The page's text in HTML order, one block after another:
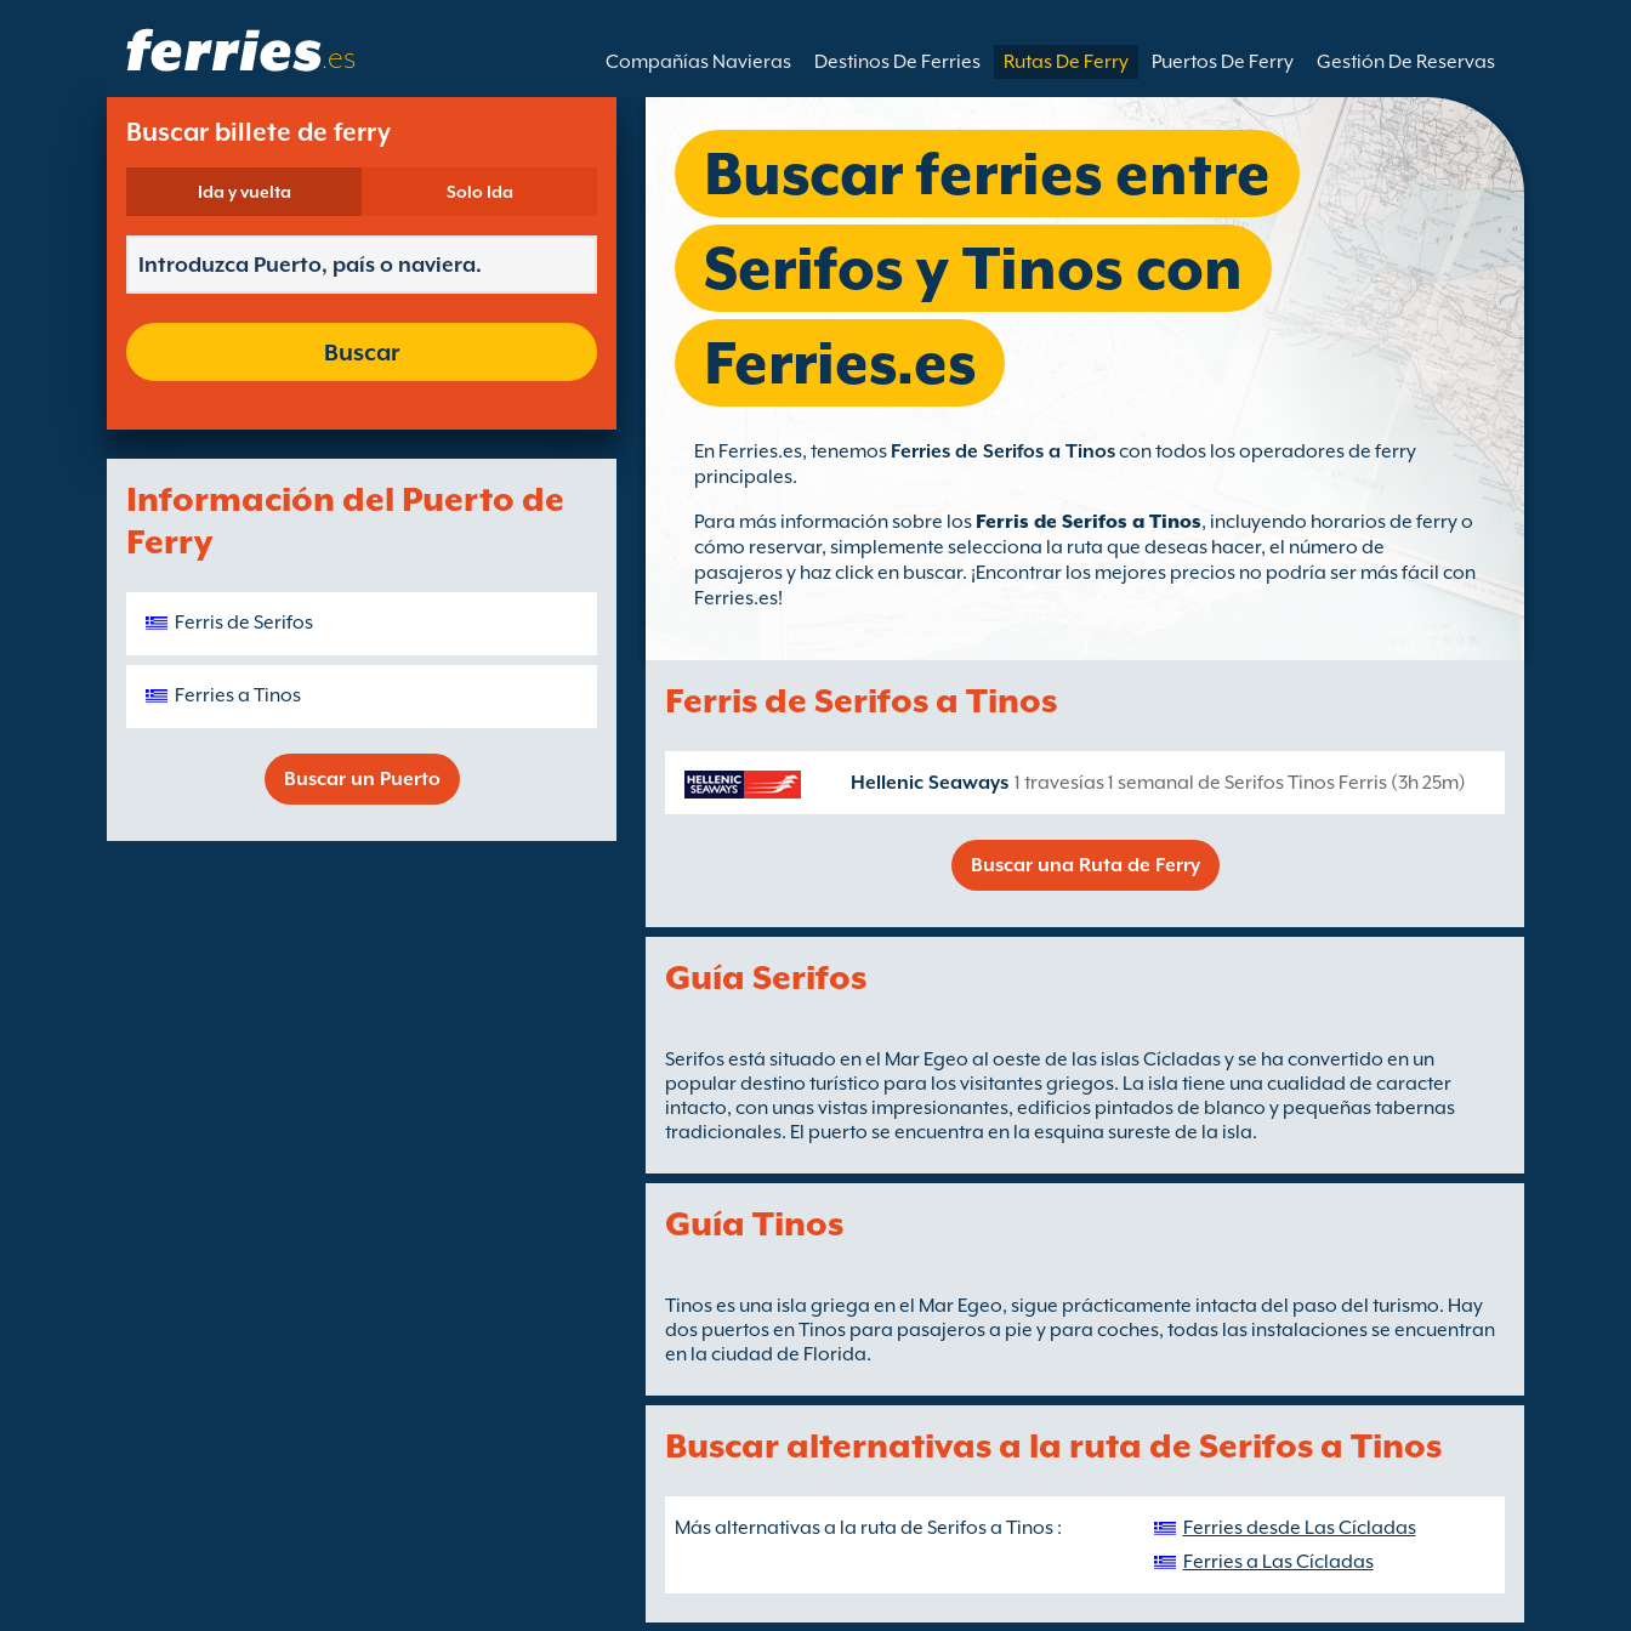
.es Compañías Navieras Destinos De Ferries Rutas De Ferry Puertos De Ferry Gestión De Reservas
Buscar billete de ferry
Ida y vuelta Solo Ida
Buscar
Información del Puerto de
Ferry
Ferris de Serifos
Ferries a Tinos
Buscar un Puerto
Buscar ferries entre
Serifos y Tinos con
Ferries.es
En Ferries.es, tenemos Ferries de Serifos a Tinoscon todos los operadores de ferry
principales.
Para más información sobre los Ferris de Serifos a Tinos, incluyendo horarios de ferry o
cómo reservar, simplemente selecciona la ruta que deseas hacer, el número de
pasajeros y haz click en buscar. ¡Encontrar los mejores precios no podría ser más fácil con
Ferries.es!
Ferris de Serifos a Tinos
Hellenic Seaways 1 travesías 1 semanal de Serifos Tinos Ferris (3h 25m)
Buscar una Ruta de Ferry
Guía Serifos
Serifos está situado en el Mar Egeo al oeste de las islas Cícladas y se ha convertido en un
popular destino turístico para los visitantes griegos. La isla tiene una cualidad de caracter
intacto, con unas vistas impresionantes, edificios pintados de blanco y pequeñas tabernas
tradicionales. El puerto se encuentra en la esquina sureste de la isla.
Guía Tinos
Tinos es una isla griega en el Mar Egeo, sigue prácticamente intacta del paso del turismo. Hay
dos puertos en Tinos para pasajeros a pie y para coches, todas las instalaciones se encuentran
en la ciudad de Florida.
Buscar alternativas a la ruta de Serifos a Tinos
Más alternativas a la ruta de Serifos a Tinos :
Ferries desde Las Cícladas
Ferries a Las Cícladas